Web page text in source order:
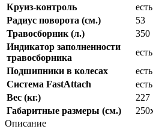
Круиз-контроль
есть
Радиус поворота (см.)
53
Травосборник (л.)
350
Индикатор заполненности
травосборника
есть
Подшипники в колесах
есть
Система FastAttach
есть
Вес (кг.)
227
Габаритные размеры (см.)
Описание